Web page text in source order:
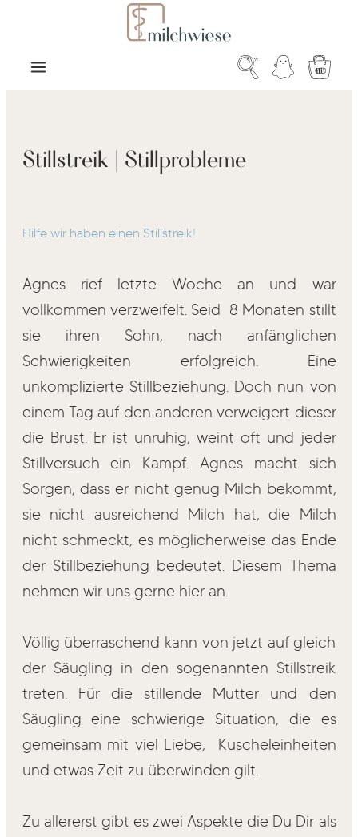
Zum Hauptinhalt springen
Stillstreik | Stillprobleme
Hilfe wir haben einen Stillstreik!
Agnes rief letzte Woche an und war
vollkommen verzweifelt. Seid 8 Monaten stillt
sie ihren Sohn, nach anfänglichen
Schwierigkeiten erfolgreich. Eine
unkomplizierte Stillbeziehung. Doch nun von
einem Tag auf den anderen verweigert dieser
die Brust. Er ist unruhig, weint oft und jeder
Stillversuch ein Kampf. Agnes macht sich
Sorgen, dass er nicht genug Milch bekommt,
sie nicht ausreichend Milch hat, die Milch
nicht schmeckt, es möglicherweise das Ende
der Stillbeziehung bedeutet. Diesem Thema
nehmen wir uns gerne hier an.
Völlig überraschend kann von jetzt auf gleich
der Säugling in den sogenannten Stillstreik
treten. Für die stillende Mutter und den
Säugling eine schwierige Situation, die es
gemeinsam mit viel Liebe, Kuscheleinheiten
und etwas Zeit zu überwinden gilt.
Zu allererst gibt es zwei Aspekte die Du Dir als